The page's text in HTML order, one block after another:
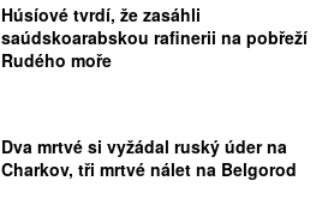
Húsíové tvrdí, že zasáhli
saúdskoarabskou rafinerii na pobřeží
Rudého moře
Dva mrtvé si vyžádal ruský úder na
Charkov, tři mrtvé nálet na Belgorod